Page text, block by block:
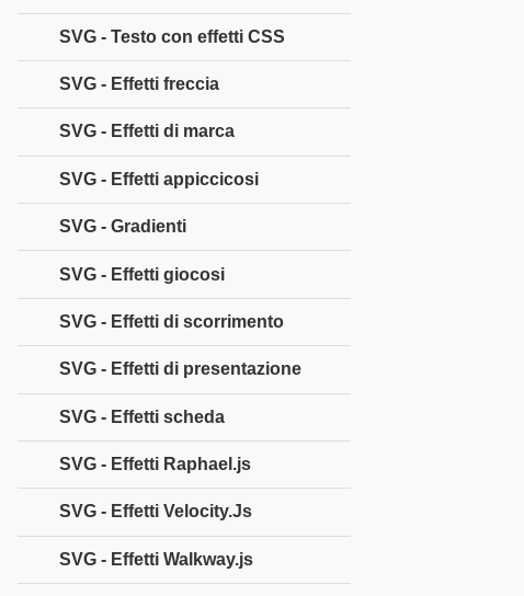
SVG - Testo con effetti CSS
SVG - Effetti freccia
SVG - Effetti di marca
SVG - Effetti appiccicosi
SVG - Gradienti
SVG - Effetti giocosi
SVG - Effetti di scorrimento
SVG - Effetti di presentazione
SVG - Effetti scheda
SVG - Effetti Raphael.js
SVG - Effetti Velocity.Js
SVG - Effetti Walkway.js